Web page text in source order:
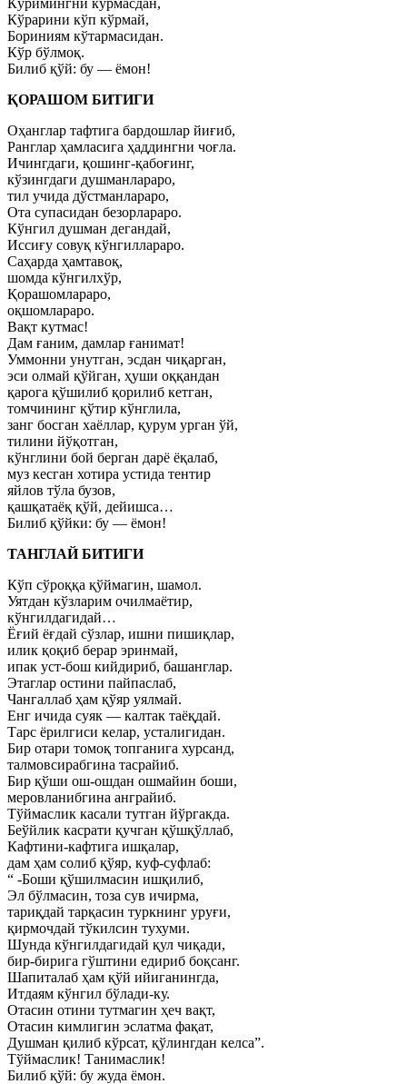
Кўримингни кўрмасдан,
Кўрарини кўп кўрмай,
Бориниям кўтармасидан.
Кўр бўлмоқ.
Билиб қўй: бу — ёмон!
ҚОРАШОМ БИТИГИ
Оҳанглар тафтига бардошлар йиғиб,
Ранглар ҳамласига ҳаддингни чоғла.
Ичингдаги, қошинг-қабоғинг,
кўзингдаги душманлараро,
тил учида дўстманлараро,
Ота супасидан безорлараро.
Кўнгил душман дегандай,
Иссиғу совуқ кўнгиллараро.
Саҳарда ҳамтавоқ,
шомда кўнгилхўр,
Қорашомлараро,
оқшомлараро.
Вақт кутмас!
Дам ғаним, дамлар ғанимат!
Уммонни унутган, эсдан чиқарган,
эси олмай қўйган, ҳуши оққандан
қарога қўшилиб қорилиб кетган,
томчининг қўтир кўнглила,
занг босган хаёллар, қурум урган ўй,
тилини йўқотган,
кўнглини бой берган дарё ёқалаб,
муз кесган хотира устида тентир
яйлов тўла бузов,
қашқатаёқ қўй, дейишса…
Билиб қўйки: бу — ёмон!
ТАНГЛАЙ БИТИГИ
Кўп сўроққа қўймагин, шамол.
Уятдан кўзларим очилмаётир,
кўнгилдагидай…
Ёғий ёғдай сўзлар, ишни пишиқлар,
илик қоқиб берар эринмай,
ипак уст-бош кийдириб, башанглар.
Этаглар остини пайпаслаб,
Чангаллаб ҳам қўяр уялмай.
Енг ичида суяк — калтак таёқдай.
Тарс ёрилгиси келар, усталигидан.
Бир отари томоқ топганига хурсанд,
талмовсирабгина тасрайиб.
Бир қўши ош-ошдан ошмайин боши,
меровланибгина анграйиб.
Тўймаслик касали тутган йўргакда.
Беўйлик касрати қучган қўшқўллаб,
Кафтини-кафтига ишқалар,
дам ҳам солиб қўяр, куф-суфлаб:
“ -Боши қўшилмасин ишқилиб,
Эл бўлмасин, тоза сув ичирма,
тариқдай тарқасин туркнинг уруғи,
қирмочдай тўкилсин тухуми.
Шунда кўнгилдагидай қул чиқади,
бир-бирига гўштини едириб боқсанг.
Шапиталаб ҳам қўй ийиганингда,
Итдаям кўнгил бўлади-ку.
Отасин отини тутмагин ҳеч вақт,
Отасин кимлигин эслатма фақат,
Душман қилиб кўрсат, қўлингдан келса”.
Тўймаслик! Танимаслик!
Билиб қўй: бу жуда ёмон.